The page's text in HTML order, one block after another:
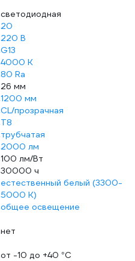
светодиодная
20
220 В
G13
4000 К
80 Ra
26 мм
1200 мм
CL/прозрачная
T8
трубчатая
2000 лм
100 лм/Вт
30000 ч
естественный белый (3300-
5000 К)
общее освещение
нет
от -10 до +40 °С